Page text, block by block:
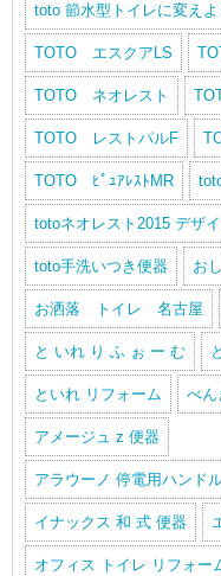
toto 節水型トイレに変え
TOTO エスクアLS
TOTO ネオレスト
TOTO レストパルF
TOTO ﾋﾟｭｱﾚｽﾄMR
totoネオレスト2015 デザ
toto手洗いつき便器 お
お洒落 トイレ 名古屋
と いれ り ふ ぉ ー む
といれ リフォーム べん
アメージュ z 便器
アラウーノ 停電用ハンド
イナックス 和 式 便器
オフィス トイレ リフォー